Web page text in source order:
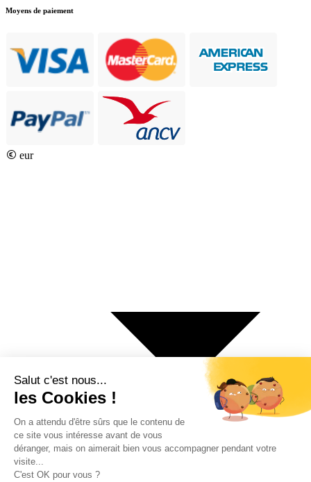
Moyens de paiement
eur